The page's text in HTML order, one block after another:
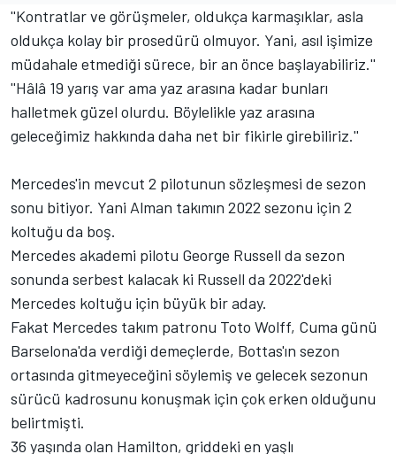
''Kontratlar ve görüşmeler, oldukça karmaşıklar, asla
oldukça kolay bir prosedürü olmuyor. Yani, asıl işimize
müdahale etmediği sürece, bir an önce başlayabiliriz.''
''Hâlâ 19 yarış var ama yaz arasına kadar bunları
halletmek güzel olurdu. Böylelikle yaz arasına
geleceğimiz hakkında daha net bir fikirle girebiliriz.''
Mercedes'in mevcut 2 pilotunun sözleşmesi de sezon
sonu bitiyor. Yani Alman takımın 2022 sezonu için 2
koltuğu da boş.
Mercedes akademi pilotu George Russell da sezon
sonunda serbest kalacak ki Russell da 2022'deki
Mercedes koltuğu için büyük bir aday.
Fakat Mercedes takım patronu Toto Wolff, Cuma günü
Barselona'da verdiği demeçlerde, Bottas'ın sezon
ortasında gitmeyeceğini söylemiş ve gelecek sezonun
sürücü kadrosunu konuşmak için çok erken olduğunu
belirtmişti.
36 yaşında olan Hamilton, griddeki en yaşlı